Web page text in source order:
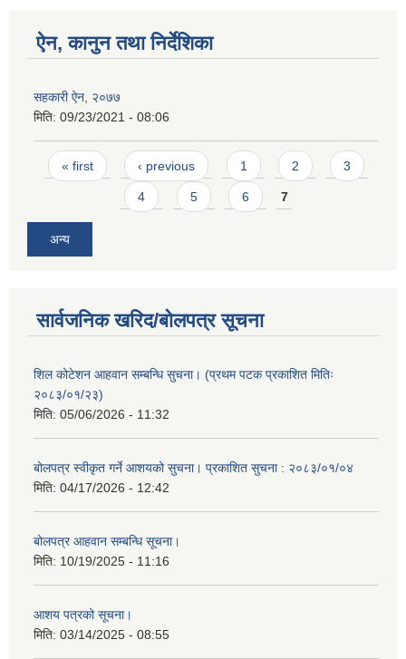
ऐन, कानुन तथा निर्देशिका
सहकारी ऐन, २०७७
मिति: 09/23/2021 - 08:06
Pages
« first ‹ previous 1 2 3
4 5 6 7
अन्य
सार्वजनिक खरिद/बोलपत्र सूचना
शिल कोटेशन आहवान सम्बन्धि सुचना। (प्रथम पटक प्रकाशित मितिः
२०८३/०१/२३)
मिति: 05/06/2026 - 11:32
बोलपत्र स्वीकृत गर्ने आशयको सुचना। प्रकाशित सुचना : २०८३/०१/०४
मिति: 04/17/2026 - 12:42
बोलपत्र आहवान सम्बन्धि सूचना।
मिति: 10/19/2025 - 11:16
आशय पत्रको सूचना।
मिति: 03/14/2025 - 08:55